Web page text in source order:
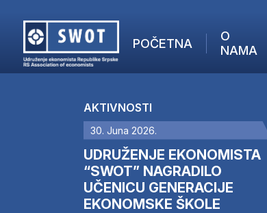
POČETNA
O
NAMA
AKTUELNO
ANALIZE
KOMPANIJE
FINANSIJE
IZ STRANIH MEDIJA
AKTIVNOSTI
30. Juna 2026.
UDRUŽENJE EKONOMISTA
“SWOT” NAGRADILO
UČENICU GENERACIJE
EKONOMSKE ŠKOLE